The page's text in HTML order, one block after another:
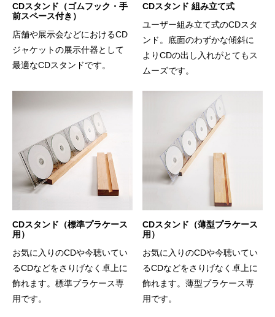
CDスタンド（ゴムフック・手
前スペース付き）
店舗や展示会などにおけるCD
ジャケットの展示什器として
最適なCDスタンドです。
CDスタンド 組み立て式
ユーザー組み立て式のCDスタ
ンド。底面のわずかな傾斜に
よりCDの出し入れがとてもス
ムーズです。
CDスタンド（標準プラケース
用）
お気に入りのCDや今聴いてい
るCDなどをさりげなく卓上に
飾れます。標準プラケース専
用です。
CDスタンド（薄型プラケース
用）
お気に入りのCDや今聴いてい
るCDなどをさりげなく卓上に
飾れます。薄型プラケース専
用です。